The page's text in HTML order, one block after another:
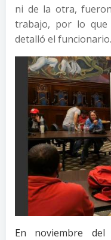
ni de la otra,
trabajo, por lo que
detalló el funcionario.
En noviembre del